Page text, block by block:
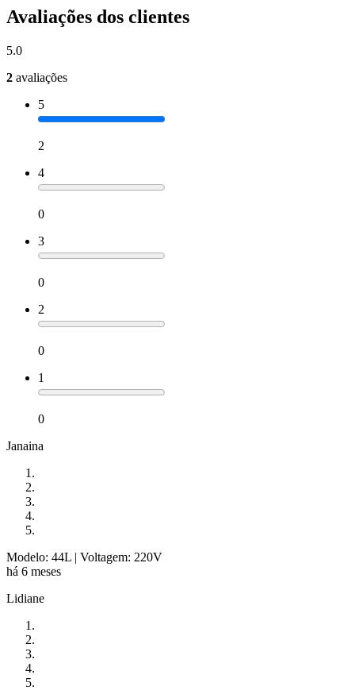
Avaliações dos clientes
5.0
2 avaliações
5
2
4
0
3
0
2
0
1
0
Janaina
Modelo: 44L | Voltagem: 220V
há 6 meses
Lidiane